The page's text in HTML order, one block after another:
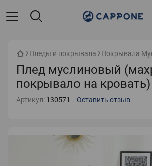
Пледы и покрывала Покрывала
Плед муслиновый
покрывало на кровать)
Артикул: 130571 Оставить отзыв